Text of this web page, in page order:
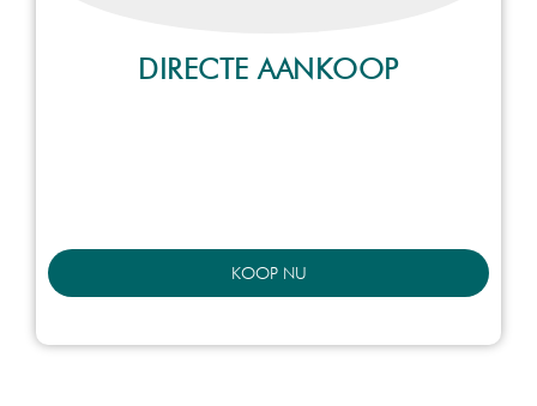
DIRECTE AANKOOP
KOOP NU